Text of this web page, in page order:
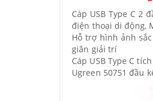
Cáp USB Type C 2
điện thoại di động,
Hỗ trợ hình ảnh
giãn giải trí
Cáp USB Type C
Ugreen 50751 đầu